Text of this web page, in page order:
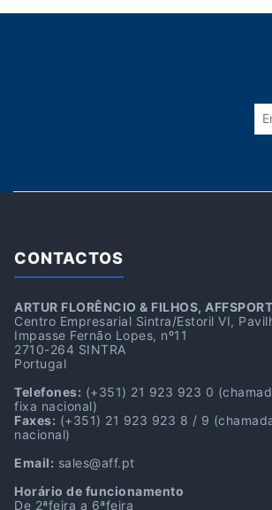
CONTACTOS
ARTUR FLORÊNCIO & FILHOS,
Centro Empresarial Sintra/Estoril VI,
Impasse Fernão Lopes, nº11
2710-264 SINTRA
Portugal
Telefones: (+351) 21 923 923 0
fixa nacional)
Faxes: (+351) 21 923 923 8 / 9
nacional)
Email: sales@aff.pt
Horário de funcionamento
De 2ªfeira a 6ªfeira